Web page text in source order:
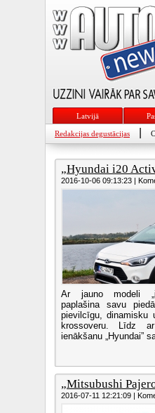
Latvijā
Redakcijas degustācijas
„Hyundai i20
2016-10-06 09:13:23 |
Ar jauno modeli
paplašina savu
pievilcīgu, dinamisku
krossoveru. Līdz
ienākšanu „Hyundai”
„Mitsubushi
2016-07-11 12:21:09 |